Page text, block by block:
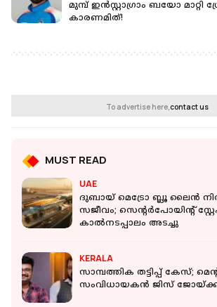
മുമ്പ് ഇൻസ്റ്റാഗ്രാം ബയോ മാറ്റി
കാരണമിത്!
To advertise here,contact us
MUST READ
UAE
ദുബായ് മെട്രോ ബ്ലൂ ലൈൻ
സജീവം; സെന്റർപോയിന്റ്
കാൽനടപ്പാലം അടച്ചു
KERALA
സാമ്പത്തിക തട്ടിപ്പ് കേസ്;
സംവിധായകന്‍ ജിസ് ജോയ്ക്കും